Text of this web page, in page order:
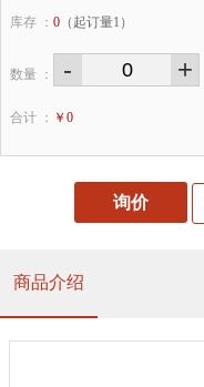
库存 ： 0 （起订量1）
数量 ： - +
合计 ： ￥ 0
询价
商品介绍